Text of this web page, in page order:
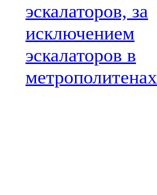
эскалаторов, за
исключением
эскалаторов в
метрополитенах